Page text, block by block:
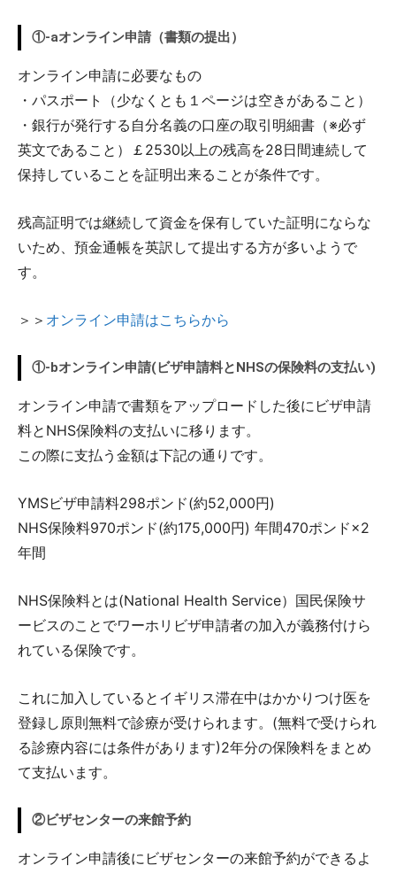
①-aオンライン申請（書類の提出）
オンライン申請に必要なもの
・パスポート（少なくとも１ページは空きがあること）
・銀行が発行する自分名義の口座の取引明細書（※必ず
英文であること）￡2530以上の残高を28日間連続して
保持していることを証明出来ることが条件です。
残高証明では継続して資金を保有していた証明にならな
いため、預金通帳を英訳して提出する方が多いようで
す。
＞＞ オンライン申請はこちらから
①-bオンライン申請(ビザ申請料とNHSの保険料の支払い)
オンライン申請で書類をアップロードした後にビザ申請
料とNHS保険料の支払いに移ります。
この際に支払う金額は下記の通りです。
YMSビザ申請料298ポンド(約52,000円)
NHS保険料970ポンド(約175,000円) 年間470ポンド×2
年間
NHS保険料とは(National Health Service）国民保険サ
ービスのことでワーホリビザ申請者の加入が義務付けら
れている保険です。
これに加入しているとイギリス滞在中はかかりつけ医を
登録し原則無料で診療が受けられます。(無料で受けられ
る診療内容には条件があります)2年分の保険料をまとめ
て支払います。
②ビザセンターの来館予約
オンライン申請後にビザセンターの来館予約ができるよ